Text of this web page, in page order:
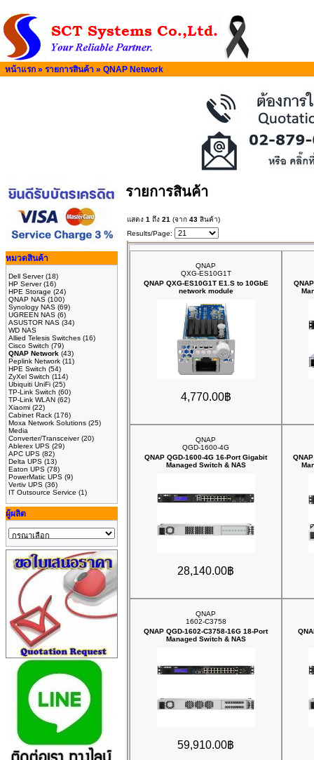
หน้าแรก » รายการสินค้า » QNAP Network
หมวดสินค้า
Dell Server(18)
HP Server(16)
HPE Storage (24)
QNAP NAS (100)
Synology NAS (69)
UGREEN NAS (6)
ASUSTOR NAS (34)
WD NAS
Allied Telesis Switches (16)
Cisco Switch (79)
QNAP Network (43)
Peplink Network (11)
HPE Switch (54)
ZyXel Switch (114)
Ubiquiti UniFi (25)
TP-Link Switch (60)
TP-Link WLAN (62)
Xiaomi (22)
Cabinet Rack (176)
Moxa Network Solutions (25)
Media
Converter/Transceiver(20)
Ablerex UPS (29)
APC UPS (82)
Delta UPS (13)
Eaton UPS (78)
PowerMatic UPS (9)
Vertiv UPS (36)
IT Outsource Service (1)
ผู้ผลิต
รายการสินค้า
แสดง 1 ถึง 21 (จาก 43 สินค้า)
Results/Page:
QNAP
QXG-ES10G1T
QNAP QXG-ES10G1T E1.S to 10GbE
network module
4,770.00฿
QNAP
QGD-1600-4G
QNAP QGD-1600-4G 16-Port Gigabit
Managed Switch & NAS
28,140.00฿
QNAP
1602-C3758
QNAP QGD-1602-C3758-16G 18-Port
Managed Switch & NAS
59,910.00฿